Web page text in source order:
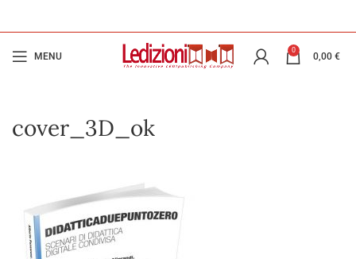
MENU
0
0,00 €
cover_3D_ok